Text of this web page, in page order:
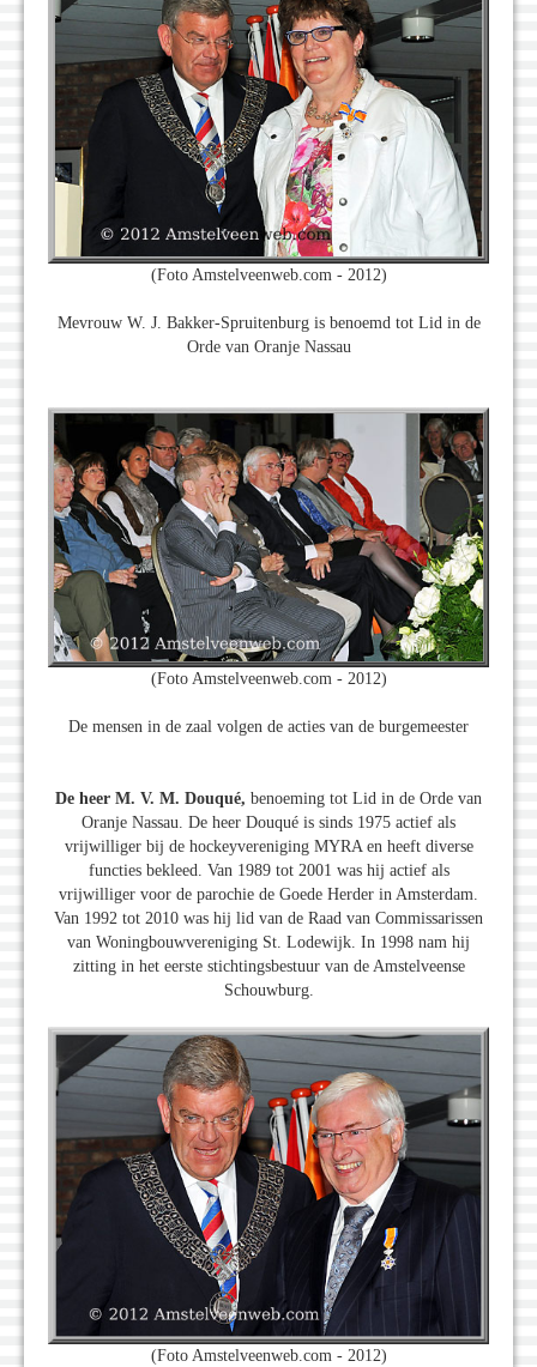
(Foto Amstelveenweb.com - 2012)
Mevrouw W. J. Bakker-Spruitenburg is benoemd tot Lid in de
Orde van Oranje Nassau
(Foto Amstelveenweb.com - 2012)
De mensen in de zaal volgen de acties van de burgemeester
De heer M. V. M. Douqué, benoeming tot Lid in de Orde van
Oranje Nassau. De heer Douqué is sinds 1975 actief als
vrijwilliger bij de hockeyvereniging MYRA en heeft diverse
functies bekleed. Van 1989 tot 2001 was hij actief als
vrijwilliger voor de parochie de Goede Herder in Amsterdam.
Van 1992 tot 2010 was hij lid van de Raad van Commissarissen
van Woningbouwvereniging St. Lodewijk. In 1998 nam hij
zitting in het eerste stichtingsbestuur van de Amstelveense
Schouwburg.
(Foto Amstelveenweb.com - 2012)